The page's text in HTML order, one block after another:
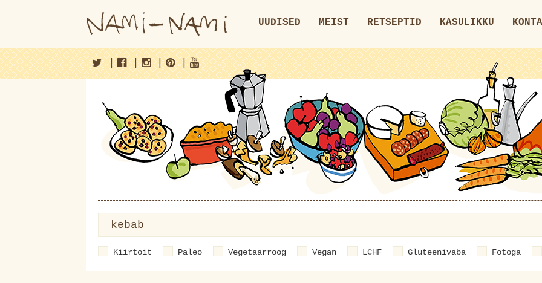
UUDISED MEIST RETSEPTID KASULIKKU
| | | |
Kiirtoit Paleo Vegetaarroog Vegan LCHF Gluteenivaba Fotoga